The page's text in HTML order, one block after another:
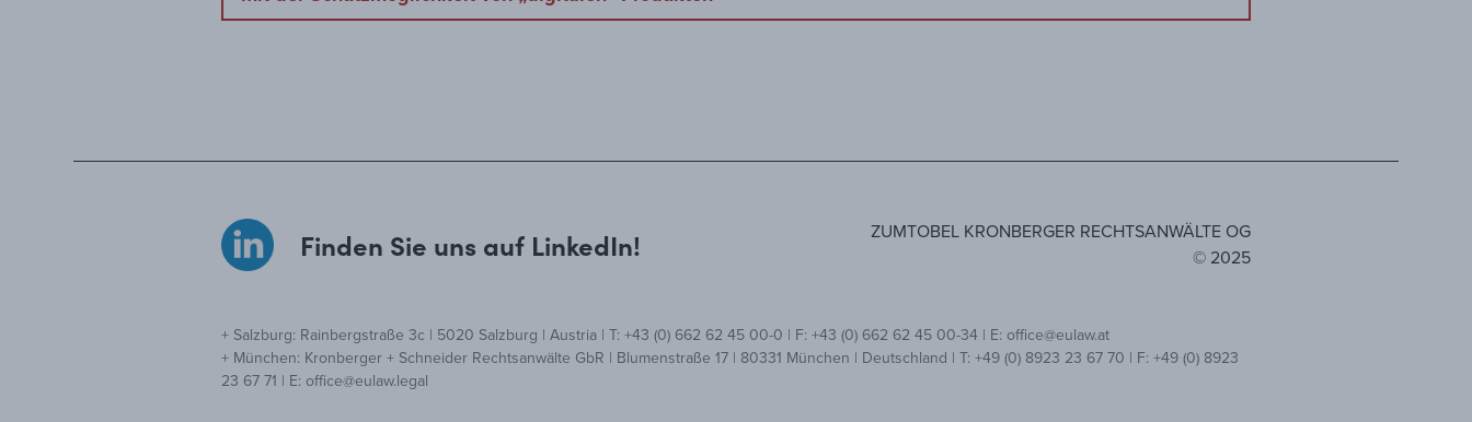
Finden Sie uns auf LinkedIn!
ZUMTOBEL KRONBERGER RECHTSANWÄLTE OG
© 2025
+ Salzburg: Rainbergstraße 3c | 5020 Salzburg | Austria | T: +43 (0) 662 62 45 00-0 | F: +43 (0) 662 62 45 00-34 | E: office@eulaw.at
+ München: Kronberger + Schneider Rechtsanwälte GbR | Blumenstraße 17 | 80331 München | Deutschland | T: +49 (0) 8923 23 67 70 | F: +49 (0) 8923
23 67 71 | E: office@eulaw.legal